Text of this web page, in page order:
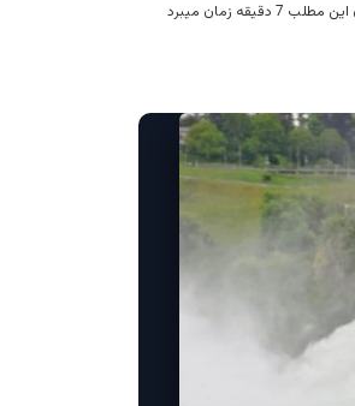
7 دقیقه زمان میبرد